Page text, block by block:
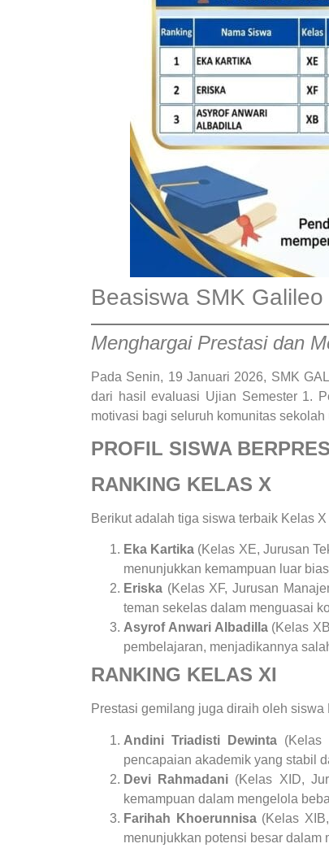
Beasiswa SMK Galileo
Menghargai Prestasi dan
Pada Senin, 19 Januari 2026, SMK
dari hasil evaluasi Ujian Semester 1.
motivasi bagi seluruh komunitas
PROFIL SISWA
RANKING KELAS X
Berikut adalah tiga siswa terbaik Kelas
Eka Kartika (Kelas XE, Jurusan
menunjukkan kemampuan luar
Eriska (Kelas XF, Jurusan
teman sekelas dalam menguasai
Asyrof Anwari Albadilla(Kelas
pembelajaran, menjadikannya
RANKING KELAS XI
Prestasi gemilang juga diraih oleh siswa
Andini Triadisti Dewinta (Kelas
pencapaian akademik yang stabil
Devi Rahmadani (Kelas XID,
kemampuan dalam mengelola
Farihah Khoerunnisa(Kelas XIB,
menunjukkan potensi besar dalam